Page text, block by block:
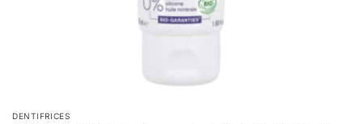
DENTIFRICES